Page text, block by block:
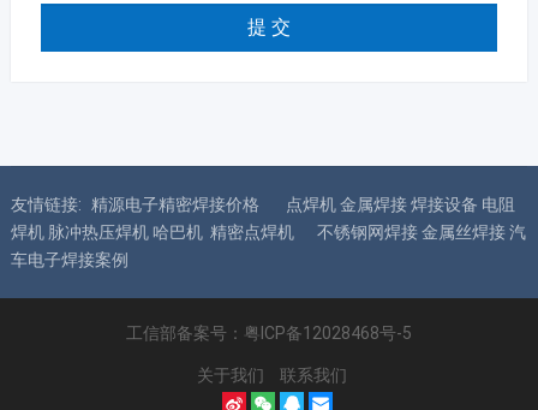
友情链接: 精源电子精密焊接价格
点焊机 金属焊接 焊接设备 电阻
焊机 脉冲热压焊机 哈巴机 精密点焊机
不锈钢网焊接 金属丝焊接 汽
车电子焊接案例
工信部备案号： 粤ICP备12028468号-5
关于我们 联系我们